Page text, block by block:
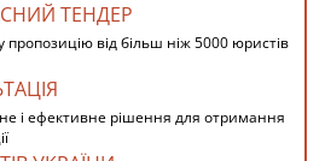
ТЕНДЕР
пропозицію від більш ніж 5000 юристів
і ефективне рішення для отримання